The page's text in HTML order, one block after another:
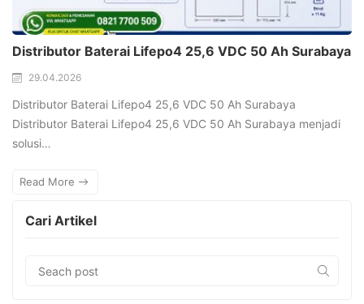
Distributor Baterai Lifepo4 25,6 VDC 50 Ah Surabaya
29.04.2026
Distributor Baterai Lifepo4 25,6 VDC 50 Ah Surabaya
Distributor Baterai Lifepo4 25,6 VDC 50 Ah Surabaya menjadi
solusi…
Read More
Cari Artikel